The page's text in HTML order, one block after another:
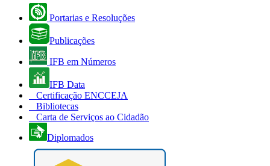
Portarias e Resoluções
Publicações
IFB em Números
IFB Data
Certificação ENCCEJA
Bibliotecas
Carta de Serviços ao Cidadão
Diplomados